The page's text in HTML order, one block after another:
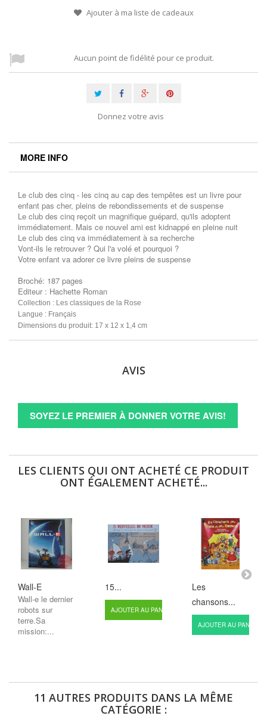
Ajouter à ma liste de cadeaux
Aucun point de fidélité pour ce produit.
Donnez votre avis
MORE INFO
Le club des cinq - les cinq au cap des tempêtes est un livre pour
enfant pas cher, pleins de rebondissements et de suspense
Le club des cinq reçoit un magnifique guépard, qu'ils adoptent
immédiatement. Mais ce nouvel ami est kidnappé en pleine nuit
Le club des cinq va immédiatement à sa recherche
Vont-ils le retrouver ? Qui l'a volé et pourquoi ?
Votre enfant va adorer ce livre pleins de suspense
Broché: 187 pages
Editeur : Hachette Roman
Collection : Les classiques de la Rose
Langue : Français
Dimensions du produit: 17 x 12 x 1,4 cm
AVIS
SOYEZ LE PREMIER À DONNER VOTRE AVIS!
LES CLIENTS QUI ONT ACHETÉ CE PRODUIT
ONT ÉGALEMENT ACHETÉ...
Wall-E
Wall-e le dernier
robots sur
terre.Sa
mission:...
15...
AJOUTER AU PANIER
Les
chansons...
AJOUTER AU PANIER
11 AUTRES PRODUITS DANS LA MÊME
CATÉGORIE :